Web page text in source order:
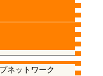
ネットワーク